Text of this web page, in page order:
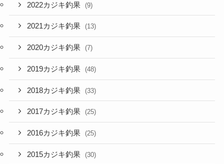
2022カジキ釣果 (9)
2021カジキ釣果 (13)
2020カジキ釣果 (7)
2019カジキ釣果 (48)
2018カジキ釣果 (33)
2017カジキ釣果 (25)
2016カジキ釣果 (25)
2015カジキ釣果 (30)